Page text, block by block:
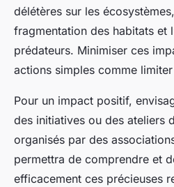
délétères sur les
fragmentation des habitats et
prédateurs. Minimiser ces
actions simples comme
Pour un impact positif,
des initiatives ou des ateliers
organisés par des
permettra de comprendre et
efficacement ces précieuses